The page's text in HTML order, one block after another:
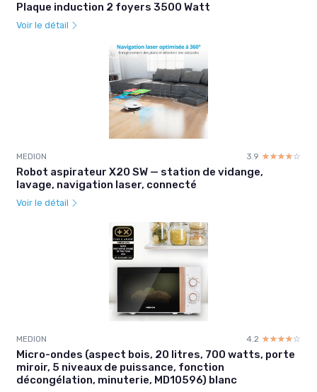
Plaque induction 2 foyers 3500 Watt
Voir le détail
MEDION 3.9 ☆☆☆☆☆
★★★★★
Robot aspirateur X20 SW — station de vidange,
lavage, navigation laser, connecté
Voir le détail
MEDION 4.2 ☆☆☆☆☆
★★★★★
Micro-ondes (aspect bois, 20 litres, 700 watts, porte
miroir, 5 niveaux de puissance, fonction
décongélation, minuterie, MD10596) blanc